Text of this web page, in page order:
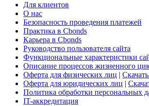
Для клиентов
О нас
Безопасность проведения платежей
Практика в Cbonds
Карьера в Cbonds
Руководство пользователя сайта
Функциональные характеристики
Описание процессов жизненного
Оферта для физических лиц |
Оферта для юридических лиц |
Политика обработки персональных
IT-аккредитация